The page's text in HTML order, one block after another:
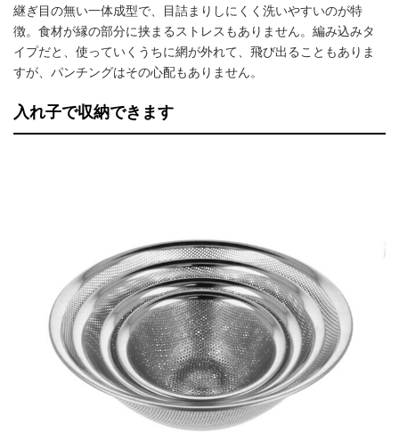
継ぎ目の無い一体成型で、目詰まりしにくく洗いやすいのが特
徴。食材が縁の部分に挟まるストレスもありません。編み込みタ
イプだと、使っていくうちに網が外れて、飛び出ることもありま
すが、パンチングはその心配もありません。
入れ子で収納できます